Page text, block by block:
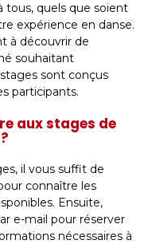
tous, quels que soient
expérience en danse.
à découvrir de
souhaitant
sont conçus
participants.
aux stages de
il vous suffit de
connaître les
Ensuite,
e-mail pour réserver
nécessaires à